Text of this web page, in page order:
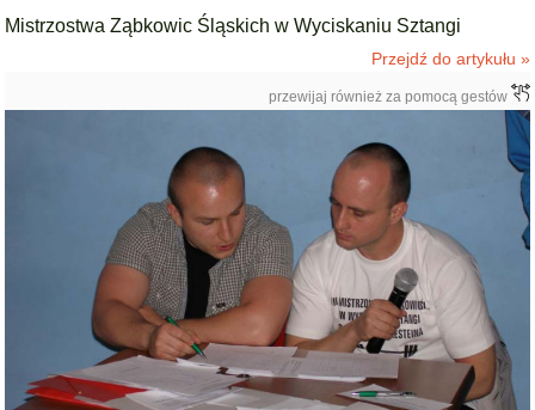
Mistrzostwa Ząbkowic Śląskich w Wyciskaniu Sztangi
Przejdź do artykułu »
przewijaj również za pomocą gestów